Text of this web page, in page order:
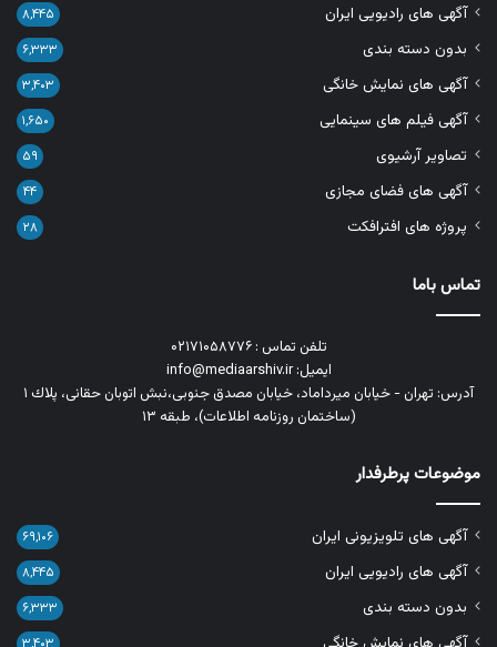
آگهی های رادیویی ایران ۸,۴۴۵
بدون دسته بندی ۶,۳۳۳
آگهی های نمایش خانگی ۳,۴۰۳
آگهی فیلم های سینمایی ۱,۶۵۰
تصاویر آرشیوی ۵۹
آگهی های فضای مجازی ۴۴
پروژه های افترافکت ۲۸
تماس باما
تلفن تماس : ۰۲۱۷۱۰۵۸۷۷۶
ایمیل: info@mediaarshiv.ir
آدرس: تهران - خیابان میرداماد، خیابان مصدق جنوبی،نبش اتوبان حقانی، پلاك ١
(ساختمان روزنامه اطلاعات)، طبقه ۱۳
موضوعات پرطرفدار
آگهی های تلویزیونی ایران ۶۹,۱۰۶
آگهی های رادیویی ایران ۸,۴۴۵
بدون دسته بندی ۶,۳۳۳